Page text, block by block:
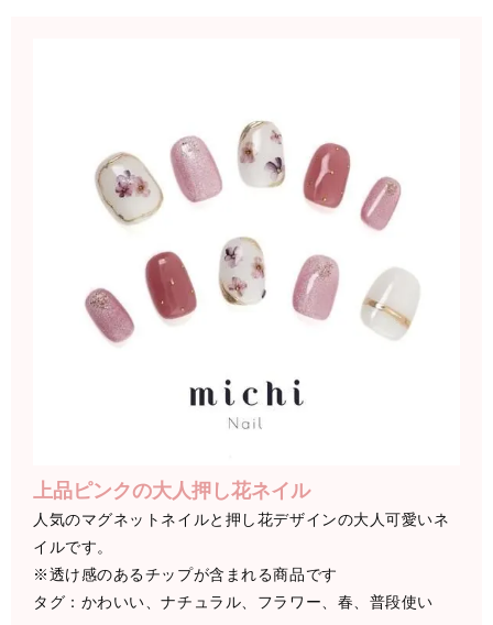
上品ピンクの大人押し花ネイル
人気のマグネットネイルと押し花デザインの大人可愛いネ
イルです。
※透け感のあるチップが含まれる商品です
タグ：かわいい、ナチュラル、フラワー、春、普段使い